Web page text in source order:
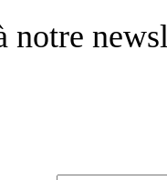
notre